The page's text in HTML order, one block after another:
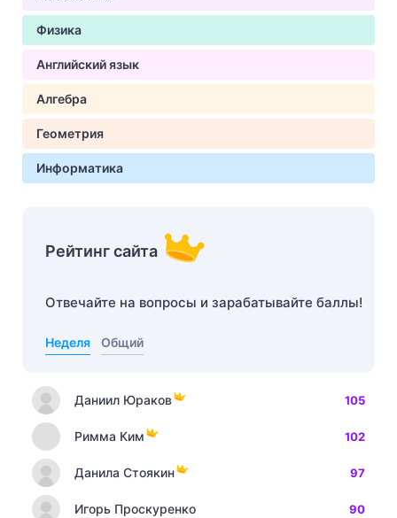
Физика
Английский язык
Алгебра
Геометрия
Информатика
Рейтинг сайта
Отвечайте на вопросы и зарабатывайте баллы!
Неделя Общий
Даниил Юраков 105
Римма Ким 102
Данила Стоякин 97
Игорь Проскуренко 90